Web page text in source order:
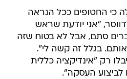
כי החטופים ככל הנראה
"אני יודעת שראש
סתם, אבל לא בטוח שזה
אותם. בגלל זה קשה לי".
רק "אינדיקציה כללית
לביצוע העסקה".